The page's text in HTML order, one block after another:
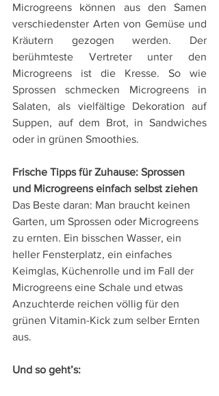
Microgreens können aus den Samen
verschiedenster Arten von Gemüse und
Kräutern gezogen werden. Der
berühmteste Vertreter unter den
Microgreens ist die Kresse. So wie
Sprossen schmecken Microgreens in
Salaten, als vielfältige Dekoration auf
Suppen, auf dem Brot, in Sandwiches
oder in grünen Smoothies.
Frische Tipps für Zuhause: Sprossen
und Microgreens einfach selbst ziehen
Das Beste daran: Man braucht keinen
Garten, um Sprossen oder Microgreens
zu ernten. Ein bisschen Wasser, ein
heller Fensterplatz, ein einfaches
Keimglas, Küchenrolle und im Fall der
Microgreens eine Schale und etwas
Anzuchterde reichen völlig für den
grünen Vitamin-Kick zum selber Ernten
aus.
Und so geht’s: